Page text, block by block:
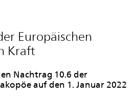
Europäischen
Kraft
Nachtrag 10.6 der
auf den 1. Januar 2022